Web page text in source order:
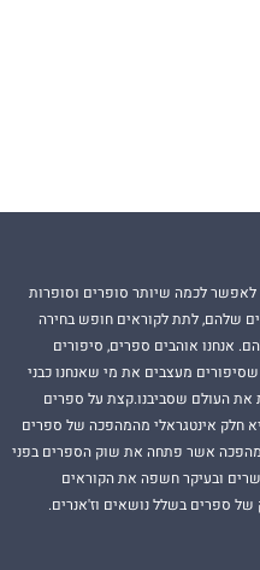
לכמה שיותר סופרים וסופרות
שלהם, לתת לקוראים חופש בחירה
אנחנו אוהבים ספרים, סיפורים
שסיפורים מעצבים את מי שאנחנו כבני
את העולם שסביבנו.קצת על ספרים
חלק אינטגראלי מהמהפכה של ספרים
מהפכה אשר פתחה את שוק הספרים בפני
ובעיקר חשפה את הקוראים
ספרים בשלל נושאים וז'אנרים.